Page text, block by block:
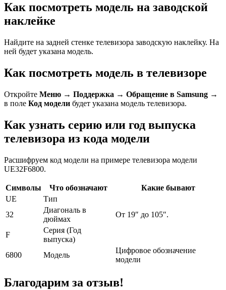
Как посмотреть модель на заводской
наклейке
Найдите на задней стенке телевизора заводскую наклейку. На
ней будет указана модель.
Как посмотреть модель в телевизоре
Откройте Меню → Поддержка → Обращение в Samsung →
в поле Код модели будет указана модель телевизора.
Как узнать серию или год выпуска
телевизора из кода модели
Расшифруем код модели на примере телевизора модели
UE32F6800.
Символы Что обозначают
Какие бывают
UE
Тип
32
Диагональ в
дюймах
От 19″ до 105″.
F
Серия (Год
выпуска)
6800
Модель
Цифровое обозначение
модели
Благодарим за отзыв!